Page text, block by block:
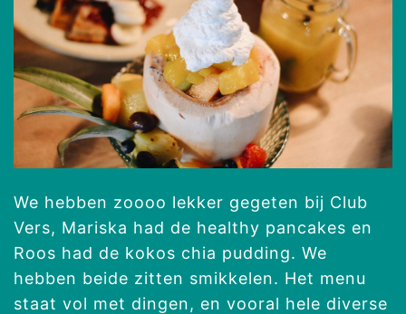
We hebben zoooo lekker gegeten bij Club
Vers, Mariska had de healthy pancakes en
Roos had de kokos chia pudding. We
hebben beide zitten smikkelen. Het menu
staat vol met dingen, en vooral hele diverse